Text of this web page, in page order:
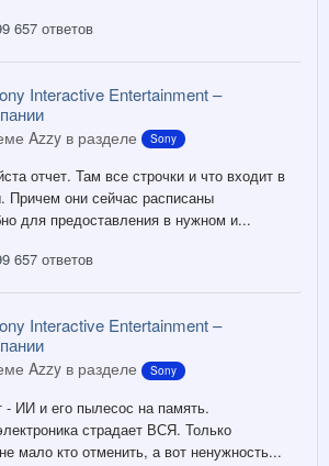
657 ответов
Interactive Entertainment –
Azzy в разделе Sony
отчет. Там все строчки и что входит в
Причем они сейчас расписаны
для предоставления в нужном и...
657 ответов
Interactive Entertainment –
Azzy в разделе Sony
- ИИ и его пылесос на память.
страдает ВСЯ. Только
мало кто отменить, а вот ненужность...